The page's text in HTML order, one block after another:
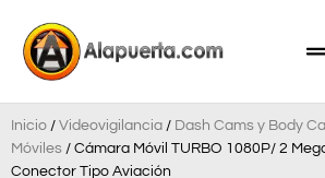
Inicio / Videovigilancia / Dash Cams y Body
Móviles / Cámara Móvil TURBO 1080P/ 2
Conector Tipo Aviación